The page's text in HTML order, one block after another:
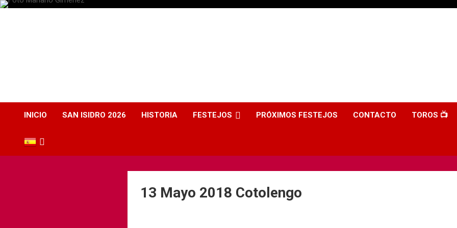
INICIO SAN ISIDRO 2026 HISTORIA FESTEJOS PRÓXIMOS FESTEJOS CONTACTO TOROS 📺
13 Mayo 2018 Cotolengo